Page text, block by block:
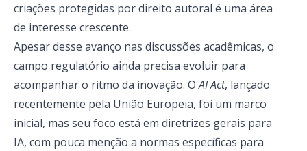
criações protegidas por direito autoral é uma área
de interesse crescente.
Apesar desse avanço nas discussões acadêmicas, o
campo regulatório ainda precisa evoluir para
acompanhar o ritmo da inovação. OAI Act, lançado
recentemente pela União Europeia, foi um marco
inicial, mas seu foco está em diretrizes gerais para
IA, com pouca menção a normas específicas para